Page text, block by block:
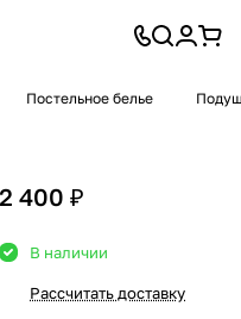
Постельное белье
2 400 ₽
В наличии
Рассчитать доставку